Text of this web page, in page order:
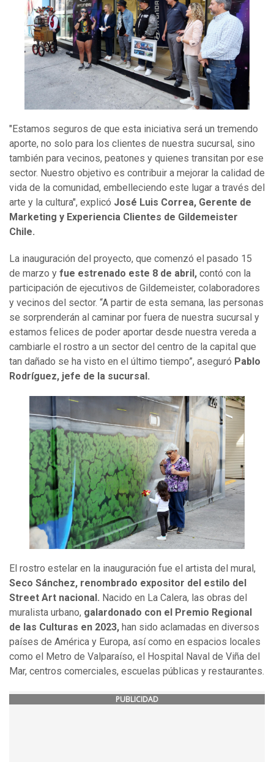
"Estamos seguros de que esta iniciativa será un tremendo
aporte, no solo para los clientes de nuestra sucursal, sino
también para vecinos, peatones y quienes transitan por ese
sector. Nuestro objetivo es contribuir a mejorar la calidad de
vida de la comunidad, embelleciendo este lugar a través del
arte y la cultura", explicó José Luis Correa, Gerente de
Marketing y Experiencia Clientes de Gildemeister
Chile.
La inauguración del proyecto, que comenzó el pasado 15
de marzo y fue estrenado este 8 de abril, contó con la
participación de ejecutivos de Gildemeister, colaboradores
y vecinos del sector. “A partir de esta semana, las personas
se sorprenderán al caminar por fuera de nuestra sucursal y
estamos felices de poder aportar desde nuestra vereda a
cambiarle el rostro a un sector del centro de la capital que
tan dañado se ha visto en el último tiempo”, aseguró Pablo
Rodríguez, jefe de la sucursal.
El rostro estelar en la inauguración fue el artista del mural,
Seco Sánchez, renombrado expositor del estilo del
Street Art nacional. Nacido en La Calera, las obras del
muralista urbano, galardonado con el Premio Regional
de las Culturas en 2023, han sido aclamadas en diversos
países de América y Europa, así como en espacios locales
como el Metro de Valparaíso, el Hospital Naval de Viña del
Mar, centros comerciales, escuelas públicas y restaurantes.
PUBLICIDAD